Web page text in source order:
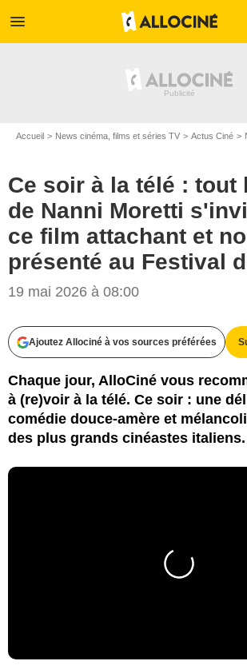
menu
Accueil News cinéma, films et séries TV Actus Ciné
Ce soir à la télé : tout
de Nanni Moretti
ce film attachant et
présenté au Festival
19 mai 2026 à 08:00
Ajoutez Allociné à vos sources préférées
Chaque jour, AlloCiné vous
à (re)voir à la télé. Ce soir : une
comédie douce-amère et
des plus grands cinéastes italiens.